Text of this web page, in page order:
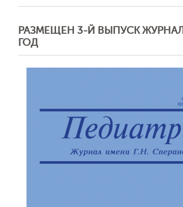
РАЗМЕЩЕН 3-Й ВЫПУСК
ГОД